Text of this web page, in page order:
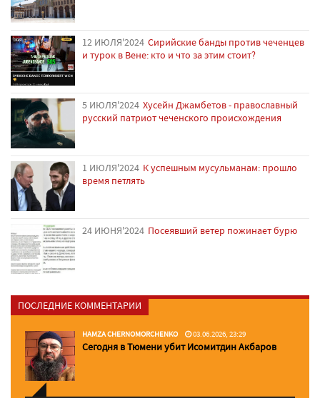
12 ИЮЛЯ'2024 Сирийские банды против чеченцев
и турок в Вене: кто и что за этим стоит?
5 ИЮЛЯ'2024 Хусейн Джамбетов - православный
русский патриот чеченского происхождения
1 ИЮЛЯ'2024 К успешным мусульманам: прошло
время петлять
24 ИЮНЯ'2024 Посеявший ветер пожинает бурю
ПОСЛЕДНИЕ КОММЕНТАРИИ
HAMZA CHERNOMORCHENKO 03.06.2026, 23:29
Сегодня в Тюмени убит Исомитдин Акбаров